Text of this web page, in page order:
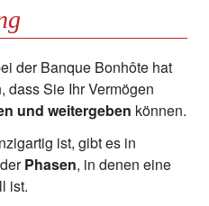
der Banque Bonhôte hat
dass Sie Ihr Vermögen
und weitergeben können.
ist, gibt es in
Phasen, in denen eine
ist.